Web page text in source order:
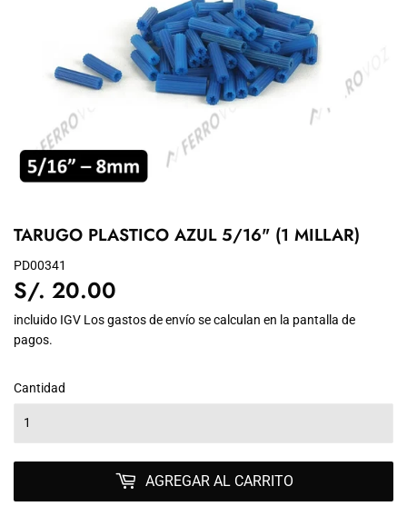
TARUGO PLASTICO AZUL 5/16" (1 MILLAR)
PD00341
S/. 20.00
20.00
incluido IGV Losgastos de envíose calculan en la pantalla de
pagos.
Cantidad
AGREGAR AL CARRITO